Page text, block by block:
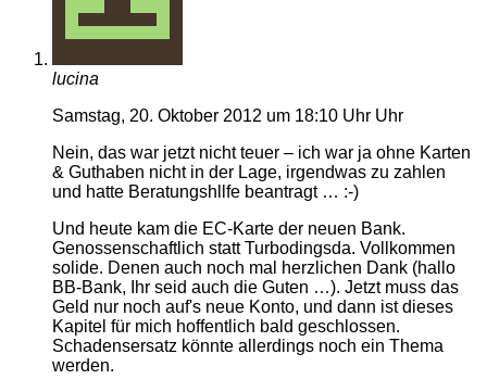
lucina
Samstag, 20. Oktober 2012 um 18:10 Uhr Uhr
Nein, das war jetzt nicht teuer – ich war ja ohne Karten
& Guthaben nicht in der Lage, irgendwas zu zahlen
und hatte Beratungshllfe beantragt … :-)
Und heute kam die EC-Karte der neuen Bank.
Genossenschaftlich statt Turbodingsda. Vollkommen
solide. Denen auch noch mal herzlichen Dank (hallo
BB-Bank, Ihr seid auch die Guten …). Jetzt muss das
Geld nur noch auf's neue Konto, und dann ist dieses
Kapitel für mich hoffentlich bald geschlossen.
Schadensersatz könnte allerdings noch ein Thema
werden.